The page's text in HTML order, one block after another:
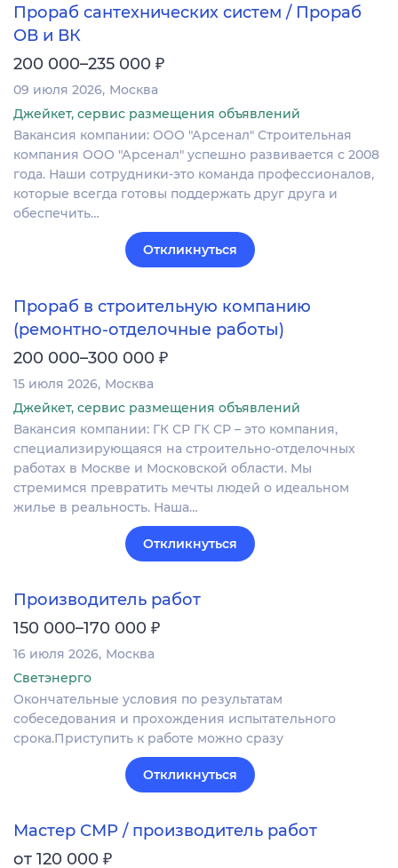
Прораб сантехнических систем / Прораб
ОВ и ВК
200 000–235 000 ₽
09 июля 2026 Москва
Джейкет, сервис размещения объявлений
Вакансия компании: ООО "Арсенал" Строительная
компания ООО "Арсенал" успешно развивается с 2008
года. Наши сотрудники-это команда профессионалов,
которые всегда готовы поддержать друг друга и
обеспечить…
Откликнуться
Прораб в строительную компанию
(ремонтно-отделочные работы)
200 000–300 000 ₽
15 июля 2026 Москва
Джейкет, сервис размещения объявлений
Вакансия компании: ГК СР ГК СР – это компания,
специализирующаяся на строительно-отделочных
работах в Москве и Московской области. Мы
стремимся превратить мечты людей о идеальном
жилье в реальность. Наша…
Откликнуться
Производитель работ
150 000–170 000 ₽
16 июля 2026 Москва
Светэнерго
Окончательные условия по результатам
собеседования и прохождения испытательного
срока.Приступить к работе можно сразу
Откликнуться
Мастер СМР / производитель работ
от 120 000 ₽